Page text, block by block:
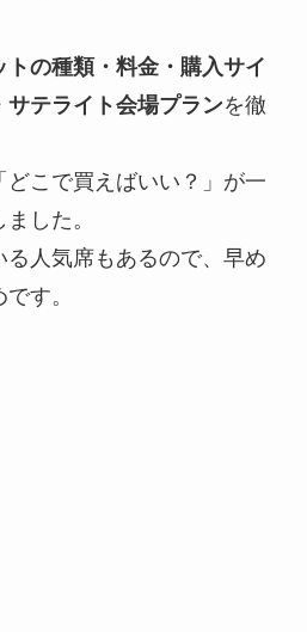
トの種類・料金・購入サイ
サテライト会場プランを徹
どこで買えばいい？」が一
した。
人気席もあるので、早め
す。